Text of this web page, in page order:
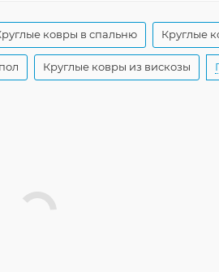
ковры в спальню Круглые
Круглые ковры из вискозы